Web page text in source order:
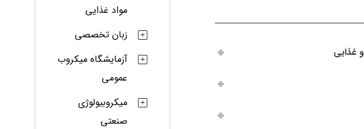
غذایی
مواد غذایی
زبان تخصصی
آزمایشگاه میکروب
عمومی
میکروبیولوژی
صنعتی